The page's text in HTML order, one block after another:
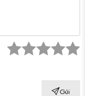
Gửi